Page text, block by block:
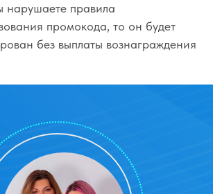
нарушаете правила
промокода, то он будет
без выплаты вознаграждения